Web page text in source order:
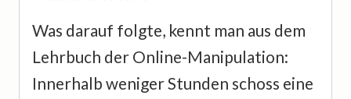
Was darauf folgte, kennt man aus dem
Lehrbuch der Online-Manipulation:
Innerhalb weniger Stunden schoss eine